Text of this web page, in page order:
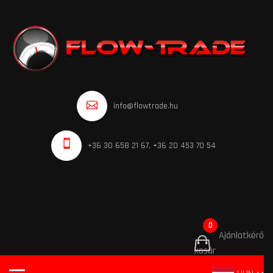
info@flowtrade.hu
+36 30 658 21 67, +36 20 453 70 54
Ajánlatkérő
kosár
0